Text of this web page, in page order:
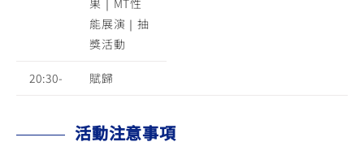
果｜MT性
能展演｜抽
獎活動
20:30- 賦歸
活動注意事項